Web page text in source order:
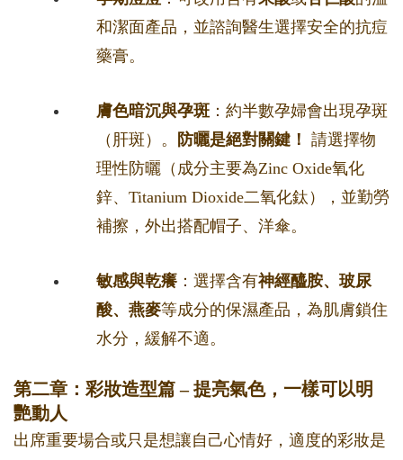
和潔面產品，並諮詢醫生選擇安全的抗痘
藥膏。
膚色暗沉與孕斑 ：約半數孕婦會出現孕斑
（肝斑）。
防曬是絕對關鍵！ 請選擇物
理性防曬（成分主要為Zinc Oxide氧化
鋅、Titanium Dioxide二氧化鈦），並勤勞
補擦，外出搭配帽子、洋傘。
敏感與乾癢 ：選擇含有神經醯胺、玻尿
酸、燕麥等成分的保濕產品，為肌膚鎖住
水分，緩解不適。
第二章：彩妝造型篇 – 提亮氣色，一樣可以明
艷動人
出席重要場合或只是想讓自己心情好，適度的彩妝是